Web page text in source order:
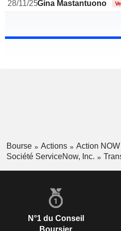
28/11/25Gina Mastantuono
Bourse Actions
Action NOW
Société ServiceNow, Inc.
N°1 du Conseil
Boursier